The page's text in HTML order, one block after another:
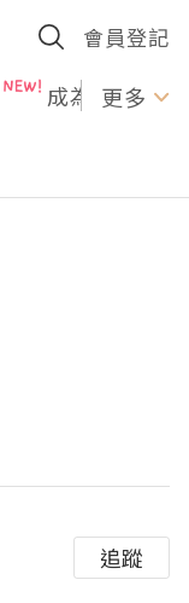
會員登記
成為U更多
追蹤